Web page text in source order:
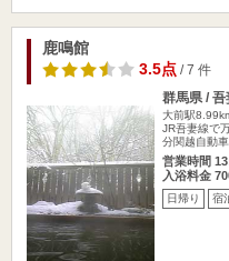
鹿鳴館
3.5点/ 7 件
群馬県 /
大前駅
JR吾妻線で
分関越自動
営業時間
入浴料金
日帰り 宿